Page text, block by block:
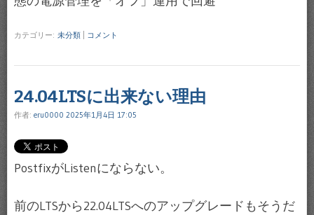
カテゴリー: 未分類 コメント
24.04LTSに出来ない理由
作者: eru0000 2025年1月4日 17:05
PostfixがListenにならない。
前のLTSから22.04LTSへのアップグレードもそうだ